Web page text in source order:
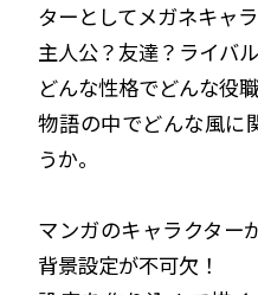
ターとしてメガネキャ
主人公？友達？ライバ
どんな性格でどんな役
物語の中でどんな風に
うか。
マンガのキャラクター
背景設定が不可欠！